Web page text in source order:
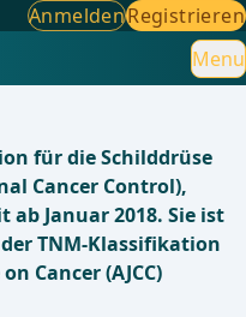
AnmeldenRegistrieren
Menu
für die Schilddrüse
Cancer Control),
Januar 2018. Sie ist
TNM-Klassifikation
Cancer (AJCC)